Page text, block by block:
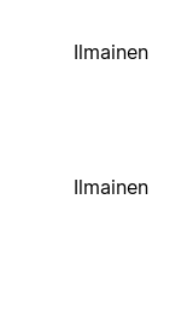
Ilmainen
Ilmainen